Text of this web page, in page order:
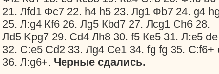
21. Лfd1 Фc7 22. h4 h5 23. Лg1 Фb7 24. g4
25. Л:g4 Кf6 26. Лg5 Кbd7 27. Лcg1 Сh6 28.
Лd5 Kрg7 29. Сd4 Лh8 30. f5 Кe5 31. Л:e5 de
32. С:e5 Сd2 33. Лg4 Сe1 34. fg fg 35. С:f6+
36. Л:g6+. Черные сдались.